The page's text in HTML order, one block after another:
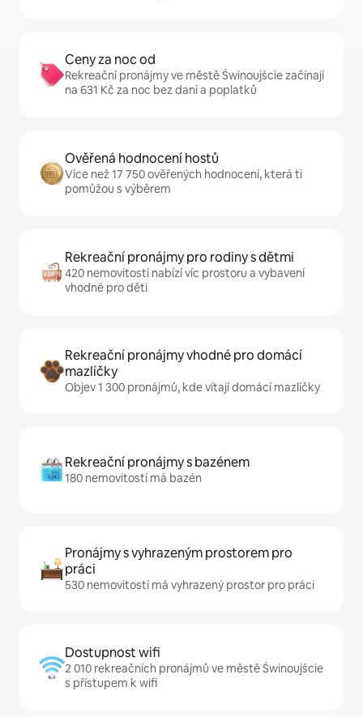
Ceny za noc od
Rekreační pronájmy ve městě Świnoujście začínají
na 631 Kč za noc bez daní a poplatků
Ověřená hodnocení hostů
Více než 17 750 ověřených hodnocení, která ti
pomůžou s výběrem
Rekreační pronájmy pro rodiny s dětmi
420 nemovitostí nabízí víc prostoru a vybavení
vhodné pro děti
Rekreační pronájmy vhodné pro domácí
mazlíčky
Objev 1 300 pronájmů, kde vítají domácí mazlíčky
Rekreační pronájmy s bazénem
180 nemovitostí má bazén
Pronájmy s vyhrazeným prostorem pro
práci
530 nemovitostí má vyhrazený prostor pro práci
Dostupnost wifi
2 010 rekreačních pronájmů ve městě Świnoujście
s přístupem k wifi